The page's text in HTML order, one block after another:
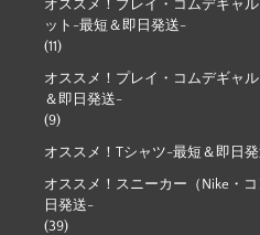
オススメ！プレイ・コムデギャ
ット-最短＆即日発送-
(11)
オススメ！プレイ・コムデギャ
＆即日発送-
(9)
オススメ！Tシャツ-最短＆即日
オススメ！スニーカー（Nike・
日発送-
(39)